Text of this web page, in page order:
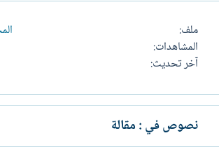
ملف
المشاهدات
آخر تحديث
نصوص في : مقالة